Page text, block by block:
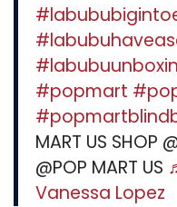
#popmart
MART US SHOP
@POP MART US
Vanessa Lopez